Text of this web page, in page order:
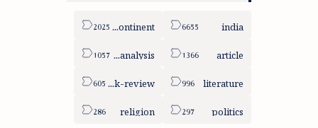
india
sub-continent
article
column-analysis
literature
book-review
politics
religion